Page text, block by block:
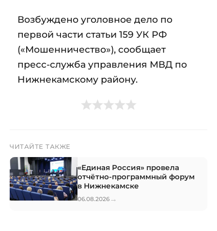
Возбуждено уголовное дело по
первой части статьи 159 УК РФ
(«Мошенничество»), сообщает
пресс-служба управления МВД по
Нижнекамскому району.
ЧИТАЙТЕ ТАКЖЕ
«Единая Россия» провела
отчётно-программный форум
в Нижнекамске
06.08.2026 →